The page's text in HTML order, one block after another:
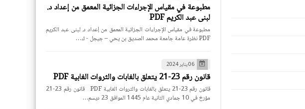
مطبوعة في مقياس الإجراءات الجزائية المعمق من إعداد د.
لبنى عبد الكريم PDF
مطبوعة في مقياس الإجراءات الجزائية المعمق من إعداد د. لبنى عبد الكريم
PDF نظرة عامة جامعة محمد الصديق بن يحي – جيجل - ك…
06 يناير 2024
قانون رقم 23-21 يتعلق بالغابات والثروات الغابية PDF
قانون رقم 23-21 يتعلق بالغابات والثروات الغابية PDF قانون رقم 23-21
مؤرخ في 10 جمادي الثانية عام 1445 الموافق 23 ديسم…